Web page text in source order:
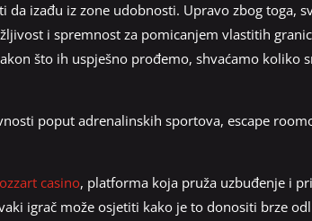
izađu iz zone udobnosti. Upravo zbog toga,
i spremnost za pomicanjem vlastitih
što ih uspješno prođemo, shvaćamo koliko
poput adrenalinskih sportova, escape
casino, platforma koja pruža uzbuđenje i
igrač može osjetiti kako je to donositi brze